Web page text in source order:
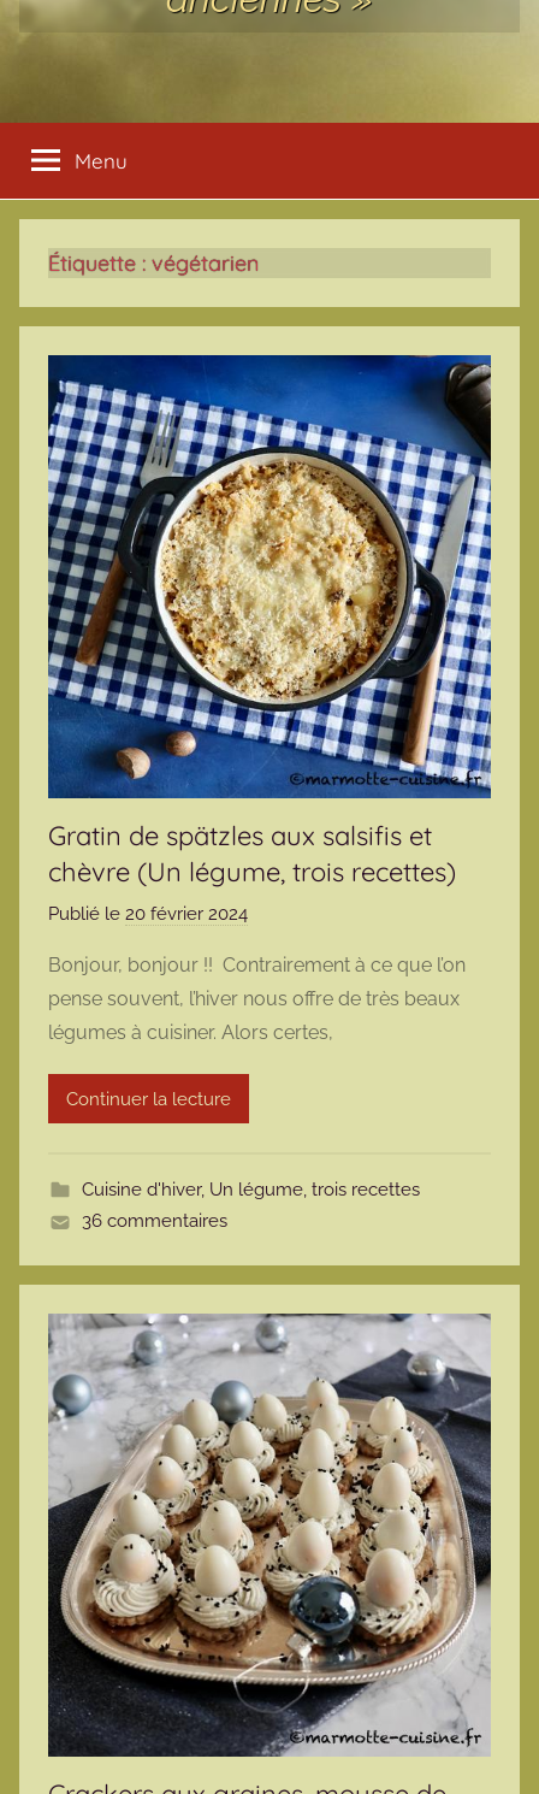
Menu
Étiquette : végétarien
Gratin de spätzles aux salsifis et
chèvre (Un légume, trois recettes)
Publié le 20 février 2024
r
m
a
r
t
Bonjour, bonjour !! Contrairement à ce que l’on
pense souvent, l’hiver nous offre de très beaux
légumes à cuisiner. Alors certes,
Continuer la lecture
Cuisine d'hiver, Un légume, trois recettes
36 commentaires